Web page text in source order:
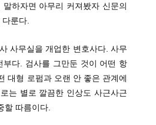
하자면 아무리 커져봤자 신문의
룬다.
사무실을 개업한 변호사다. 사무
다. 검사를 그만둔 것이 어떤 항
대형 로펌과 오랜 안 좋은 관계에
는 별로 깔끔한 인상도 사근사근
할 따름이다.